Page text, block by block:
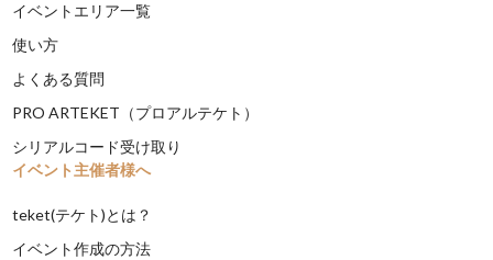
イベントエリア一覧
使い方
よくある質問
PRO ARTEKET（プロアルテケト）
シリアルコード受け取り
イベント主催者様へ
teket(テケト)とは？
イベント作成の方法